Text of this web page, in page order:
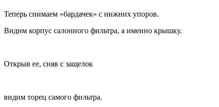
Теперь снимаем «бардачек» с нижних упоров.
Видим корпус салонного фильтра, а именно крышку.
Открыв ее, сняв с защелок
видим торец самого фильтра.